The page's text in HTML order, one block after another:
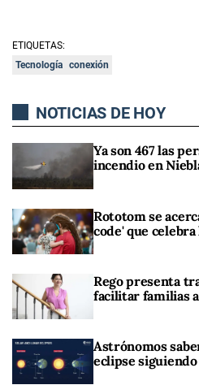
ETIQUETAS:
Tecnología conexión
NOTICIAS DE HOY
Ya son 467 las
incendio en
Rototom se
code' que
Rego presenta
facilitar familias
Astrónomos
eclipse